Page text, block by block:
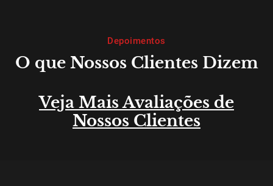
Depoimentos
O que Nossos Clientes Dizem
Veja Mais Avaliações de
Nossos Clientes